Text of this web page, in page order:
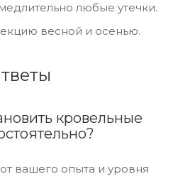
любые утечки.
весной и осенью.
кровельные
вашего опыта и уровня